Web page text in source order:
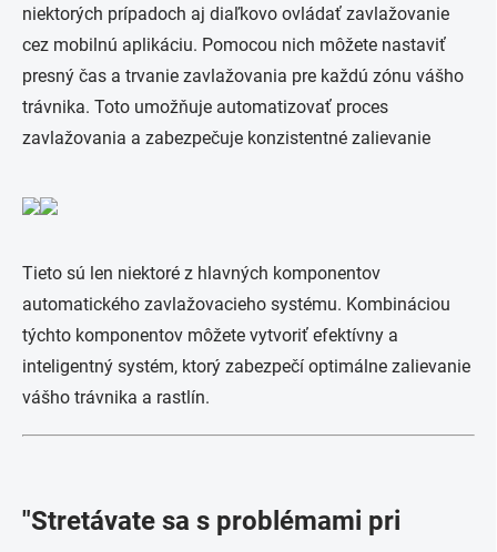
niektorých prípadoch aj diaľkovo ovládať zavlažovanie
cez mobilnú aplikáciu. Pomocou nich môžete nastaviť
presný čas a trvanie zavlažovania pre každú zónu vášho
trávnika. Toto umožňuje automatizovať proces
zavlažovania a zabezpečuje konzistentné zalievanie
Tieto sú len niektoré z hlavných komponentov
automatického zavlažovacieho systému. Kombináciou
týchto komponentov môžete vytvoriť efektívny a
inteligentný systém, ktorý zabezpečí optimálne zalievanie
vášho trávnika a rastlín.
"Stretávate sa s problémami pri